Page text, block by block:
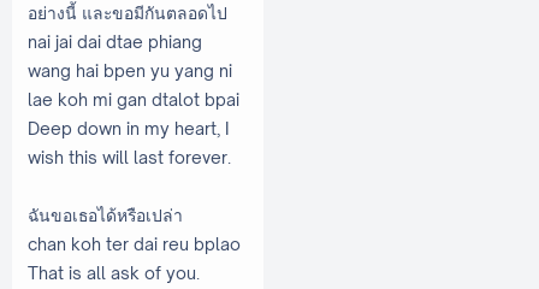
อย่างนี้ และขอมีกันตลอดไป
nai jai dai dtae phiang
wang hai bpen yu yang ni
lae koh mi gan dtalot bpai
Deep down in my heart, I
wish this will last forever.
ฉันขอเธอได้หรือเปล่า
chan koh ter dai reu bplao
That is all ask of you.